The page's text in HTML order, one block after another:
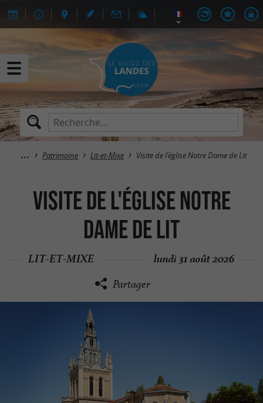
Patrimoine Lit-et-Mixe Visite de l'église Notre Dame de Lit
Visite de l'église Notre
Dame de Lit
LIT-ET-MIXE lundi 31 août 2026
Partager